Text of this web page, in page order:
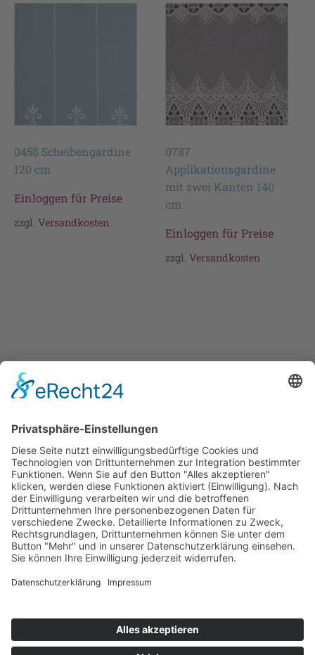
0458 Scheibengardine
120 cm
Einloggen für Preise
zzgl. Versandkosten
0787
Applikationsgardine
mit zwei Kanten 140
cm
Einloggen für Preise
zzgl.Versandkosten
Cookie-Einstellungen